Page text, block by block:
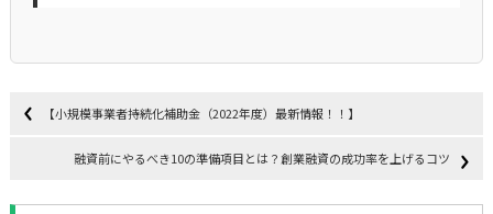
【小規模事業者持続化補助金（2022年度）最新情報！！】
融資前にやるべき10の準備項目とは？創業融資の成功率を上げるコツ